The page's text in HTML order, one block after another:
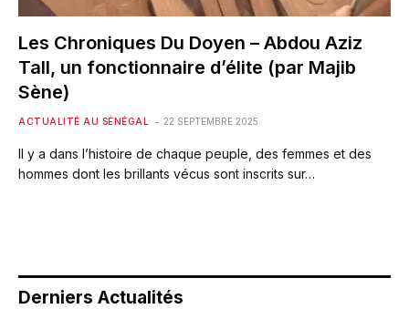
Les Chroniques Du Doyen – Abdou Aziz
Tall, un fonctionnaire d’élite (par Majib
Sène)
ACTUALITÉ AU SÉNÉGAL 22 SEPTEMBRE 2025
Il y a dans l’histoire de chaque peuple, des femmes et des
hommes dont les brillants vécus sont inscrits sur…
Derniers Actualités